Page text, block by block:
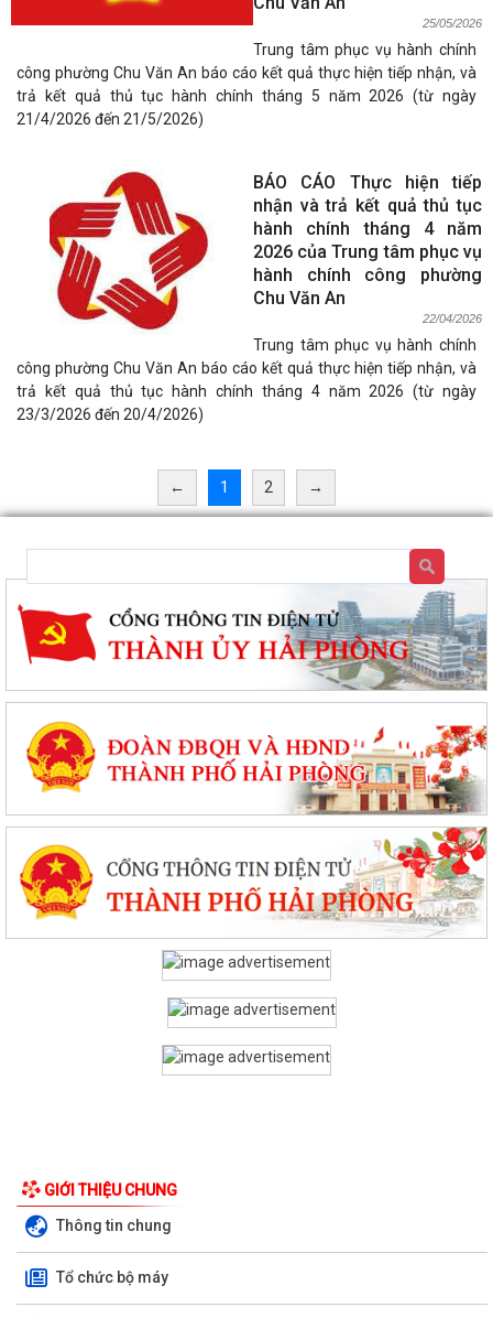
25/05/2026
Trung tâm phục vụ hành chính
công phường Chu Văn An báo cáo kết quả thực hiện tiếp nhận, và
trả kết quả thủ tục hành chính tháng 5 năm 2026 (từ ngày
21/4/2026 đến 21/5/2026)
BÁO CÁO Thực hiện tiếp
nhận và trả kết quả thủ tục
hành chính tháng 4 năm
2026 của Trung tâm phục vụ
hành chính công phường
Chu Văn An
22/04/2026
Trung tâm phục vụ hành chính
công phường Chu Văn An báo cáo kết quả thực hiện tiếp nhận, và
trả kết quả thủ tục hành chính tháng 4 năm 2026 (từ ngày
23/3/2026 đến 20/4/2026)
← 1 2 →
GIỚI THIỆU CHUNG
Thông tin chung
Tổ chức bộ máy